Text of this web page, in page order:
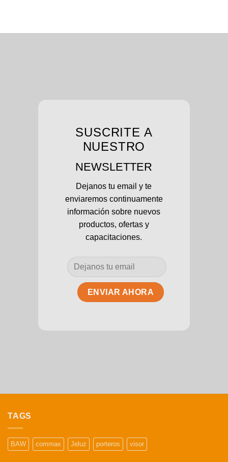
SUSCRITE A
NUESTRO
NEWSLETTER
Dejanos tu email y te
enviaremos continuamente
información sobre nuevos
productos, ofertas y
capacitaciones.
TAGS
BAW commax Jeluz porteros visor